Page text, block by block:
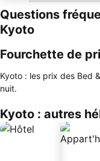
Questions
Kyoto
Fourchette de
Kyoto : les prix des Bed
nuit.
Kyoto : autres